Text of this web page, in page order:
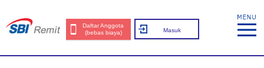
Daftar Anggota
(bebas biaya)
Masuk